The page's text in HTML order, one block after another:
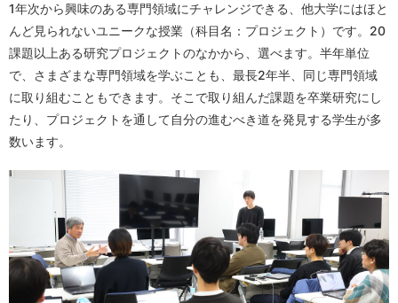
1年次から興味のある専門領域にチャレンジできる、他大学にはほと
んど見られないユニークな授業（科目名：プロジェクト）です。20
課題以上ある研究プロジェクトのなかから、選べます。半年単位
で、さまざまな専門領域を学ぶことも、最長2年半、同じ専門領域
に取り組むこともできます。そこで取り組んだ課題を卒業研究にし
たり、プロジェクトを通して自分の進むべき道を発見する学生が多
数います。